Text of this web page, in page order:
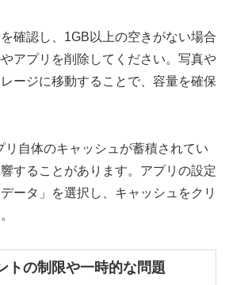
確認し、1GB以上の空きがない場合
アプリを削除してください。写真や
ージに移動することで、容量を確保
リ自体のキャッシュが蓄積されてい
することがあります。アプリの設定
ータ」を選択し、キャッシュをクリ
トの制限や一時的な問題